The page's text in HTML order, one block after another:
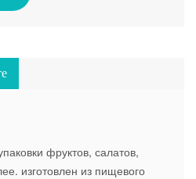
фруктов, салатов,
изготовлен из пищевого